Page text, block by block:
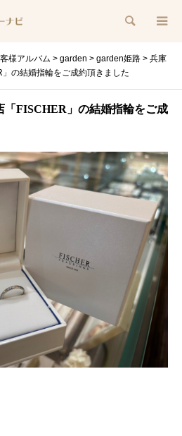
検索
様アルバム > garden > garden姫路 > 兵庫
の結婚指輪をご成約頂きました
「FISCHER」の結婚指輪をご成